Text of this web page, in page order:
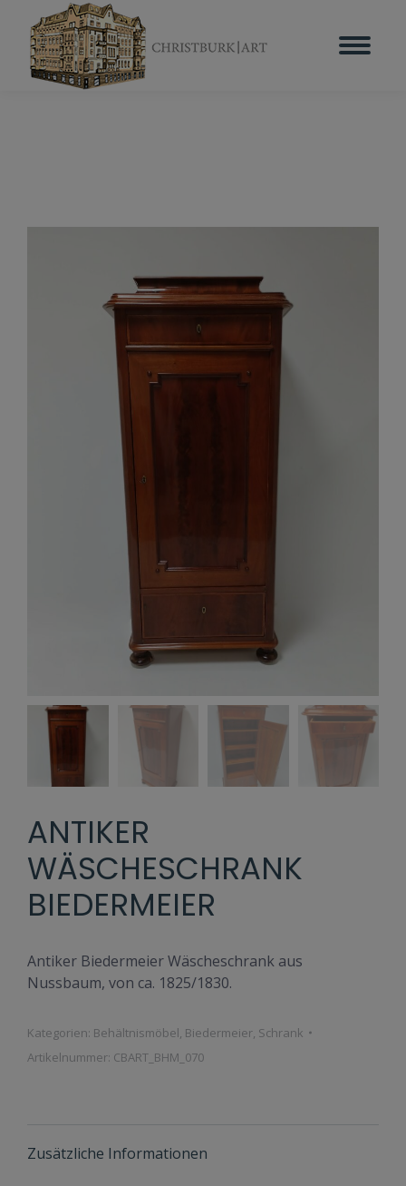
ANTIKER
WÄSCHESCHRANK
BIEDERMEIER
Antiker Biedermeier Wäscheschrank aus
Nussbaum, von ca. 1825/1830.
Kategorien: Behältnismöbel, Biedermeier, Schrank
Artikelnummer: CBART_BHM_070
Zusätzliche Informationen